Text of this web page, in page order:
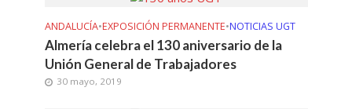
ANDALUCÍA•EXPOSICIÓN PERMANENTE•NOTICIAS UGT
Almería celebra el 130 aniversario de la
Unión General de Trabajadores
30 mayo, 2019